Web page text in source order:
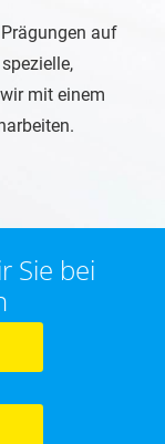
auf
mit einem
Sie bei